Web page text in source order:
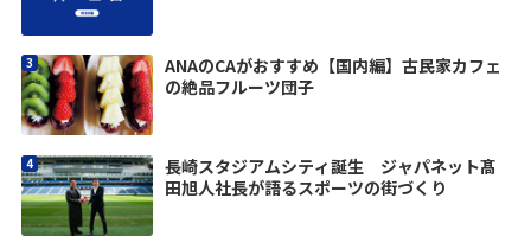
ANAのCAがおすすめ【国内編】古民家カフェ
の絶品フルーツ団子
長崎スタジアムシティ誕生 ジャパネット髙
田旭人社長が語るスポーツの街づくり